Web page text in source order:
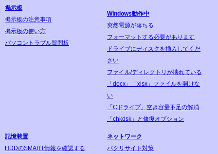
掲示板
掲示板の注意事項
掲示板の使い方
パソコントラブル質問板
Windows動作中
突然電源が落ちる
フォーマットする必要があります
ドライブにディスクを挿入してくだ
さい
ファイル/ディレクトリが壊れている
「docx」「xlsx」ファイルを開けな
い
「Cドライブ」空き容量不足の解消
「chkdsk」と修復オプション
記憶装置
HDDのSMART情報を確認する
ネットワーク
パクリサイト対策